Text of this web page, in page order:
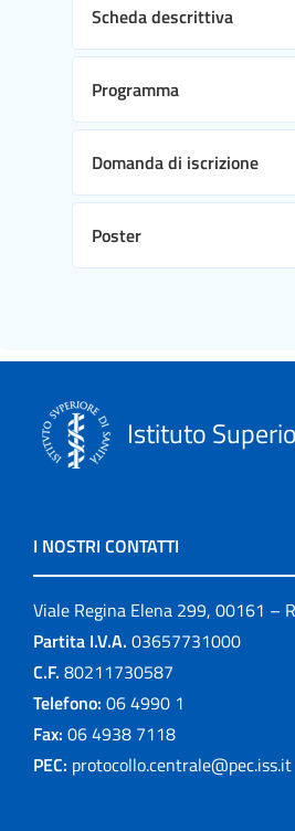
Scheda descrittiva
Programma
Domanda di iscrizione
Poster
Istituto
I NOSTRI CONTATTI
Viale Regina Elena 299, 00161 –
Partita I.V.A. 03657731000
C.F. 80211730587
Telefono: 06 4990 1
Fax: 06 4938 7118
PEC: protocollo.centrale@pec.iss.it